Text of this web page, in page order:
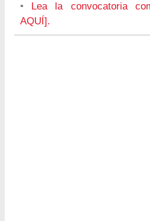
•
Lea la convocatoria
AQUÍ].